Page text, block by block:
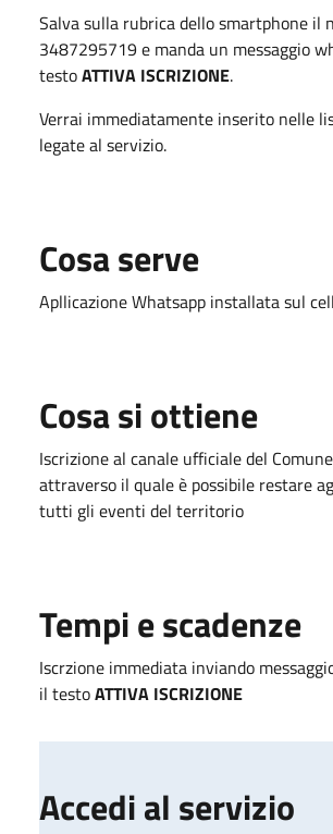
Salva sulla rubrica dello smartphone il
3487295719 e manda un messaggio
testoATTIVA ISCRIZIONE.
Verrai immediatamente inserito nelle
legate al servizio.
Cosa serve
Apllicazione Whatsapp installata sul
Cosa si ottiene
Iscrizione al canale ufficiale del
attraverso il quale è possibile restare
tutti gli eventi del territorio
Tempi e scadenze
Iscrzione immediata inviando
il testoATTIVA ISCRIZIONE
Accedi al servizio